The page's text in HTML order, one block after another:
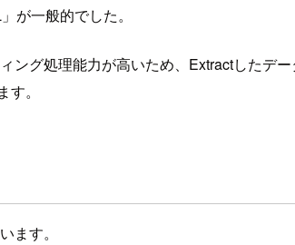
が一般的でした。
グ処理能力が高いため、Extractしたデ
。
ます。